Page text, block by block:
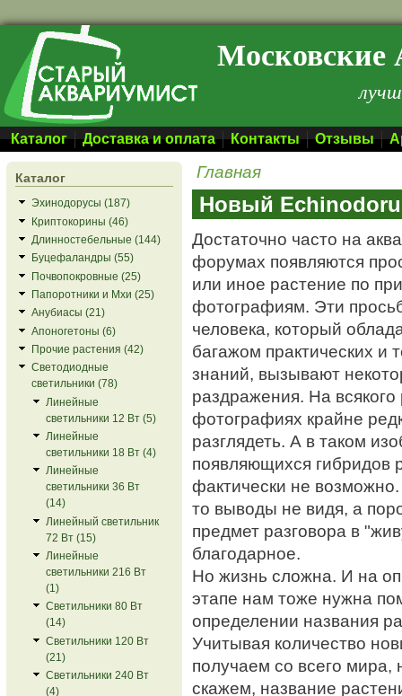
Перейти к основному содержанию Московские
Каталог Доставка и оплата Контакты Отзывы
Каталог
Эхинодорусы (187)
Криптокорины (46)
Длинностебельные (144)
Буцефаландры (55)
Почвопокровные (25)
Папоротники и Мхи (25)
Анубиасы (21)
Апоногетоны (6)
Прочие растения (42)
Светодиодные
светильники (78)
Линейные
светильники 12 Вт (5)
Линейные
светильники 18 Вт (4)
Линейные
светильники 36 Вт
(14)
Линейный светильник
72 Вт (15)
Линейные
светильники 216 Вт
(1)
Светильники 80 Вт
(14)
Светильники 120 Вт
(21)
Светильники 240 Вт
(4)
Главная
Новый
Достаточно часто на
форумах появляются
или иное растение по
фотографиям. Эти
человека, который
багажом практических и
знаний, вызывают
раздражения. На всякого
фотографиях крайне
разглядеть. А в таком
появляющихся гибридов
фактически не
то выводы не видя, а
предмет разговора в
благодарное.
Но жизнь сложна. И на
этапе нам тоже нужна
определении названия
Учитывая количество
получаем со всего мира,
скажем, название